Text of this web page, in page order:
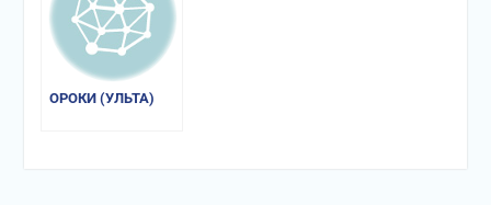
ОРОКИ (УЛЬТА)